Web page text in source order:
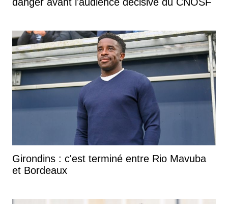
Girondins : c'est terminé entre Rio Mavuba
et Bordeaux